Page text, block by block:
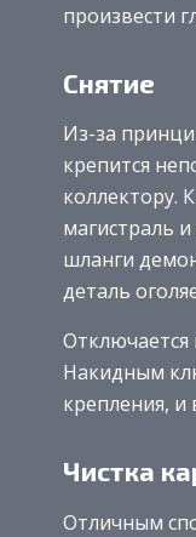
произвести
Снятие
Из-за
крепится
коллектору.
магистраль
шланги
деталь
Отключается
Накидным
крепления, и
Чистка
Отличным